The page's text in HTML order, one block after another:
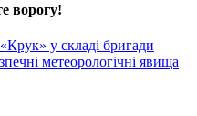
ворогу!
у складі бригади
метеорологічні явища